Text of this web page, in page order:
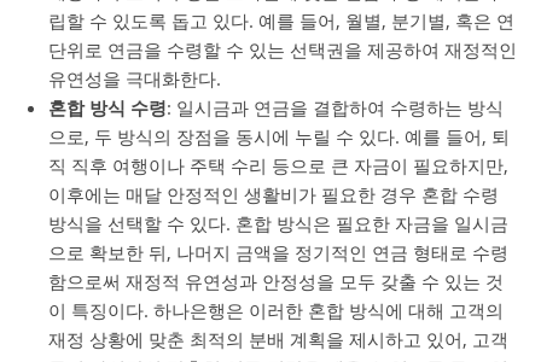
립할 수 있도록 돕고 있다. 예를 들어, 월별, 분기별, 혹은 연
단위로 연금을 수령할 수 있는 선택권을 제공하여 재정적인
유연성을 극대화한다.
혼합 방식 수령: 일시금과 연금을 결합하여 수령하는 방식
으로, 두 방식의 장점을 동시에 누릴 수 있다. 예를 들어, 퇴
직 직후 여행이나 주택 수리 등으로 큰 자금이 필요하지만,
이후에는 매달 안정적인 생활비가 필요한 경우 혼합 수령
방식을 선택할 수 있다. 혼합 방식은 필요한 자금을 일시금
으로 확보한 뒤, 나머지 금액을 정기적인 연금 형태로 수령
함으로써 재정적 유연성과 안정성을 모두 갖출 수 있는 것
이 특징이다. 하나은행은 이러한 혼합 방식에 대해 고객의
재정 상황에 맞춘 최적의 분배 계획을 제시하고 있어, 고객